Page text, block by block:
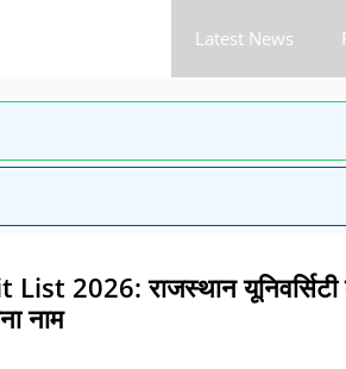
Latest News
2026: राजस्थान
नाम